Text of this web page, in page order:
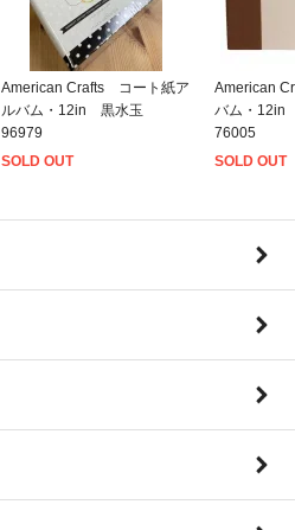
American Crafts コート紙ア
ルバム・12in 黒水玉
96979
SOLD OUT
American
バム・
76005
SOLD OUT